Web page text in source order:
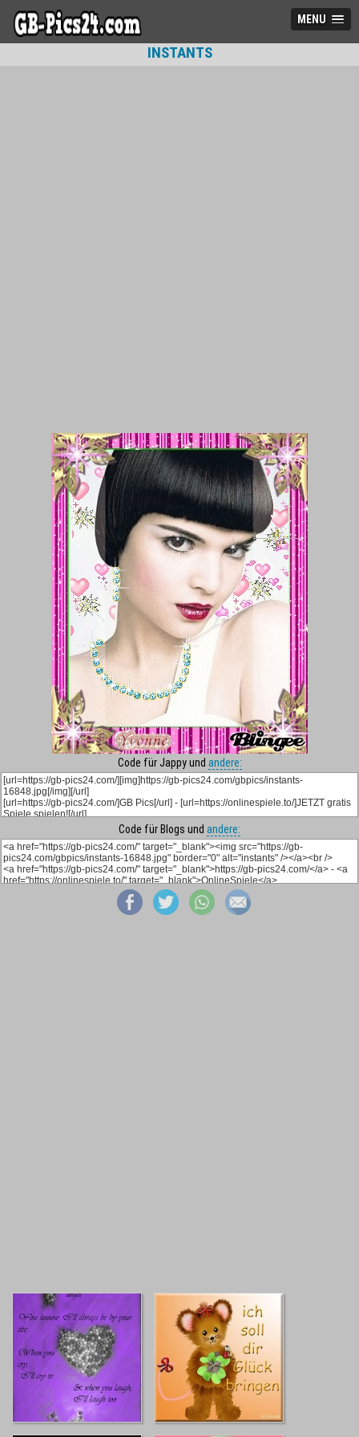
MENU
INSTANTS
Code für Jappy und andere:
Code für Blogs und andere: